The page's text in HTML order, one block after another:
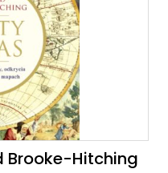
Brooke-Hitching